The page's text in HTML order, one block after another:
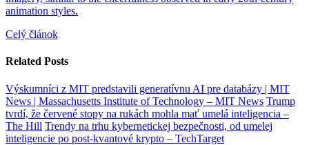
Celý článok
Related Posts
Výskumníci z MIT predstavili generatívnu AI pre databázy | MIT
News | Massachusetts Institute of Technology – MIT News Trump
tvrdí, že červené stopy na rukách mohla mať umelá inteligencia –
The Hill Trendy na trhu kybernetickej bezpečnosti, od umelej
inteligencie po post-kvantové krypto – TechTarget